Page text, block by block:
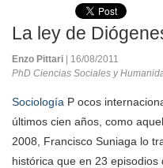
La ley de
Enzo Pittari
| 16/08/2011
PhD Ciencias Sociales y
Sociología P ocos
últimos cien años, como
2008, Francisco Suniaga lo
histórica que en 23 episodios